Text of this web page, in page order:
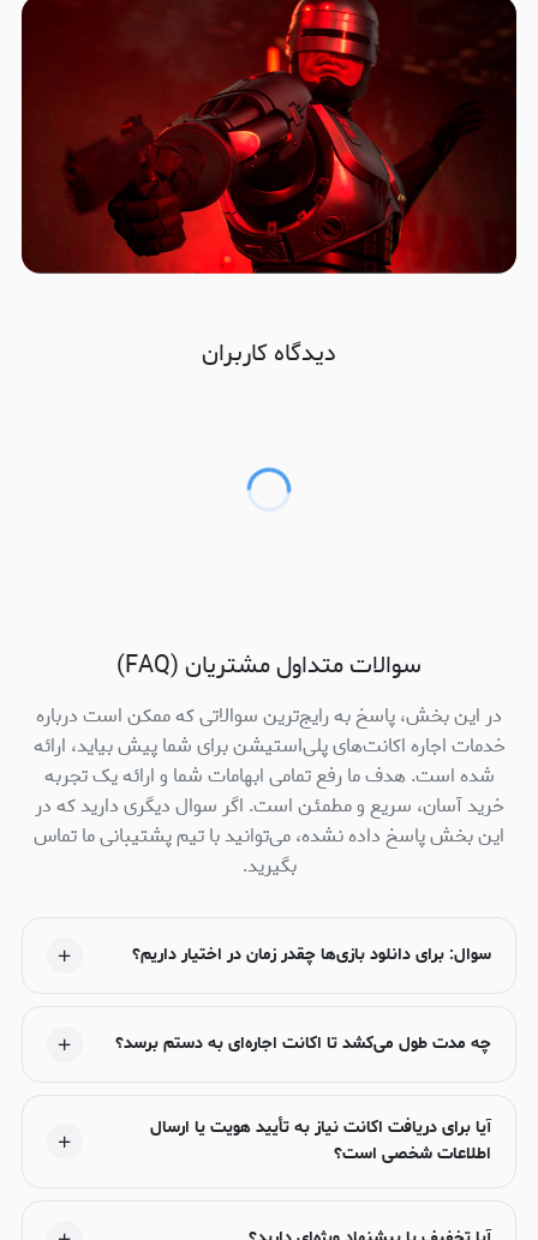
دیدگاه کاربران
سوالات متداول مشتریان (FAQ)
در این بخش، پاسخ به رایج‌ترین سوالاتی که ممکن است درباره
خدمات اجاره اکانت‌های پلی‌استیشن برای شما پیش بیاید، ارائه
شده است. هدف ما رفع تمامی ابهامات شما و ارائه یک تجربه
خرید آسان، سریع و مطمئن است. اگر سوال دیگری دارید که در
این بخش پاسخ داده نشده، می‌توانید با تیم پشتیبانی ما تماس
بگیرید.
سوال: برای دانلود بازی‌ها چقدر زمان در اختیار داریم؟
چه مدت طول می‌کشد تا اکانت اجاره‌ای به دستم برسد؟
آیا برای دریافت اکانت نیاز به تأیید هویت یا ارسال
اطلاعات شخصی است؟